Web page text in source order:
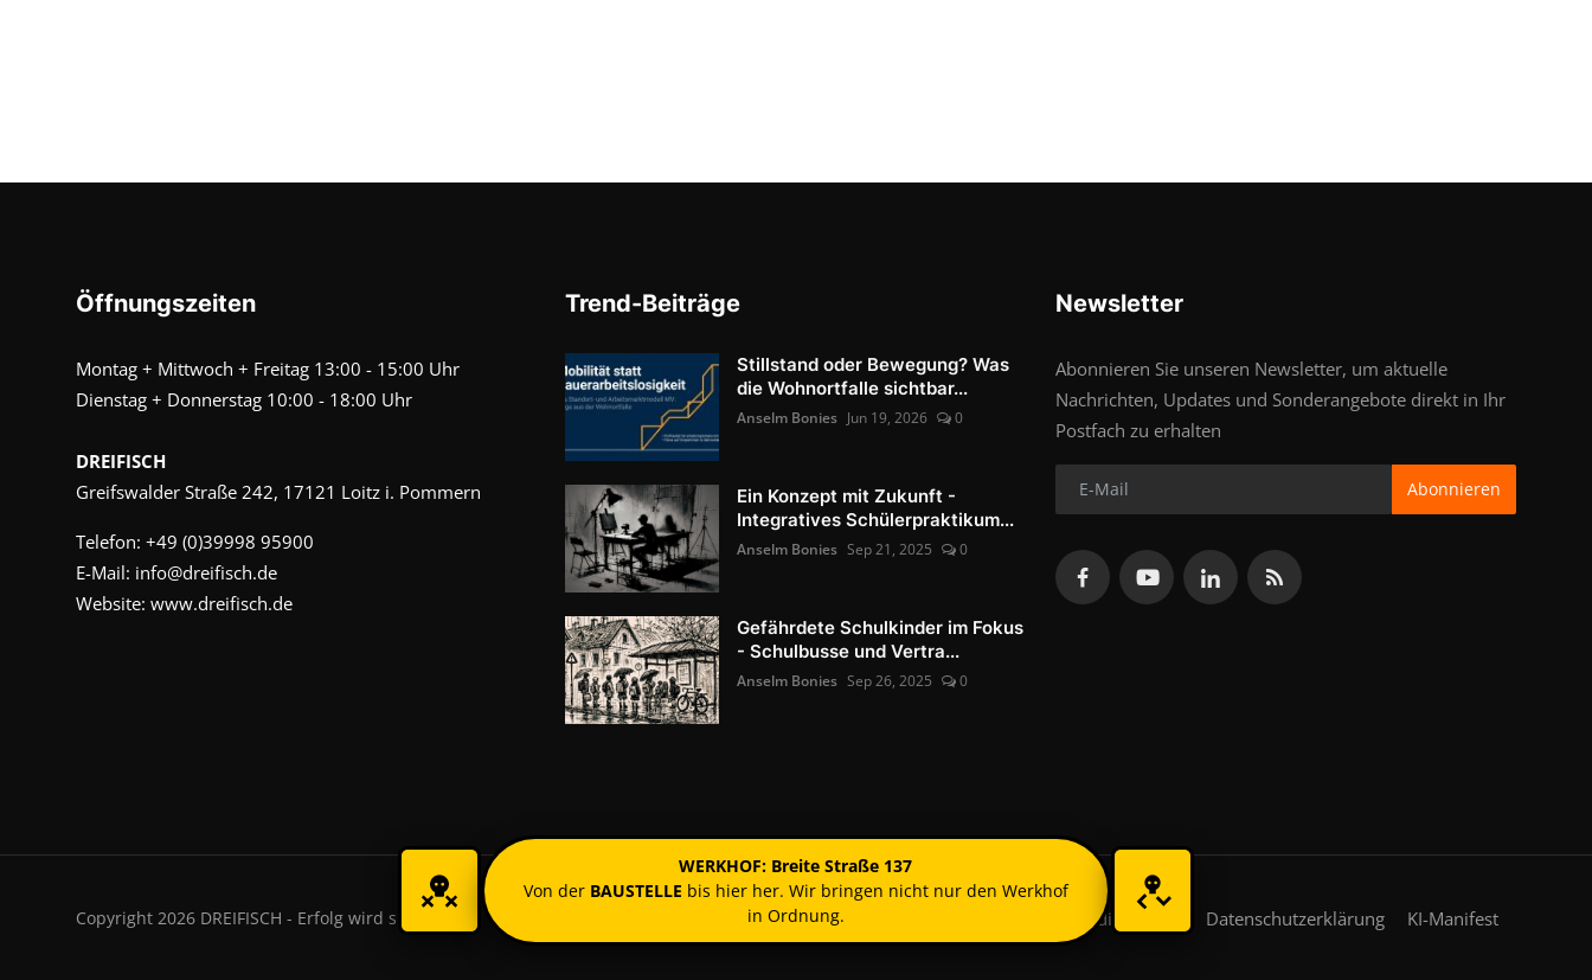
Öffnungszeiten
Montag + Mittwoch + Freitag 13:00 - 15:00 Uhr
Dienstag + Donnerstag 10:00 - 18:00 Uhr
DREIFISCH
Greifswalder Straße 242, 17121 Loitz i. Pommern
Telefon: +49 (0)39998 95900
E-Mail: info@dreifisch.de
Website: www.dreifisch.de
Trend-Beiträge
Stillstand oder Bewegung? Was
die Wohnortfalle sichtbar...
Anselm Bonies Jun 19, 2026 0
Ein Konzept mit Zukunft -
Integratives Schülerpraktikum...
Anselm Bonies Sep 21, 2025 0
Gefährdete Schulkinder im Fokus
- Schulbusse und Vertra...
Anselm Bonies Sep 26, 2025 0
Newsletter
Abonnieren Sie unseren Newsletter, um aktuelle
Nachrichten, Updates und Sonderangebote direkt in Ihr
Postfach zu erhalten
Abonnieren
Copyright 2026 DREIFISCH - Erfolg wird sichtbar. Nutzungsbedingungen Datenschutzerklärung KI-Manifest
WERKHOF: Breite Straße 137
Von der BAUSTELLE bis hier her. Wir bringen nicht nur den Werkhof
in Ordnung.